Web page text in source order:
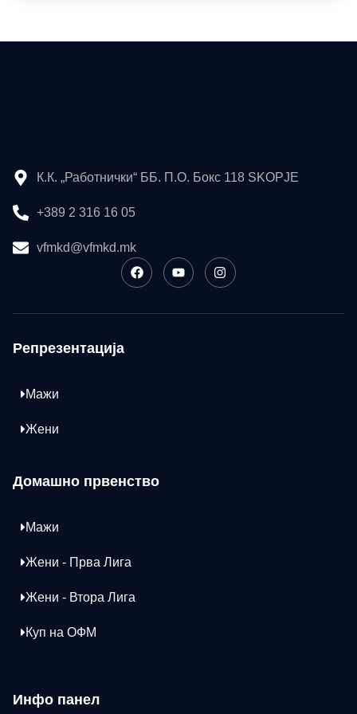
К.К. „Работнички“ ББ. П.О. Бокс 118 SKOPJE
+389 2 316 16 05
vfmkd@vfmkd.mk
Репрезентација
Мажи
Жени
Домашно првенство
Мажи
Жени - Прва Лига
Жени - Втора Лига
Куп на ОФМ
Инфо панел